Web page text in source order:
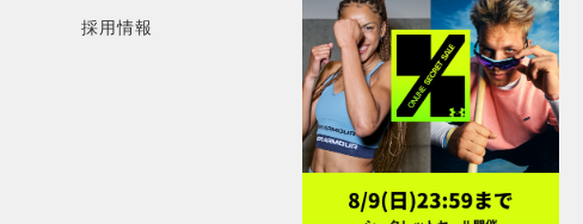
採用情報